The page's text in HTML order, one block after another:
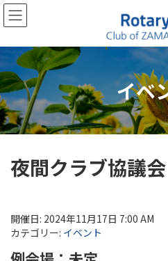
コ
ン
ン
ツ
へ
ス
キ
ッ
プ
ナ
ビ
ー
シ
ョ
ン
に
移
動
イベ
夜間クラブ協議会
開催日: 2024年11月17日 7:00 AM
カテゴリー: イベント